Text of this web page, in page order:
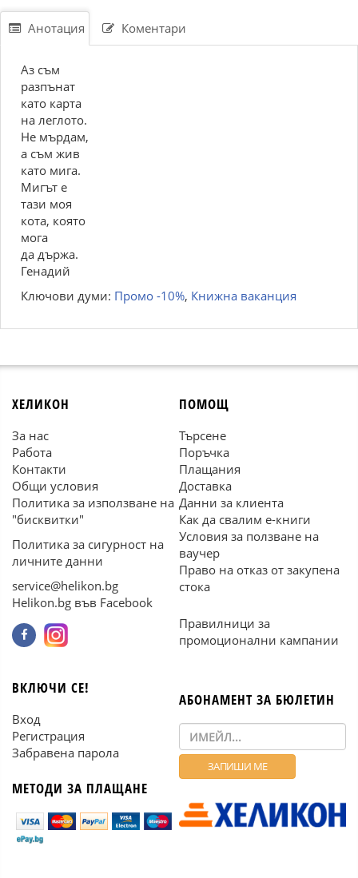
Анотация Коментари
Аз съм
разпънат
като карта
на леглото.
Не мърдам,
а съм жив
като мига.
Мигът е
тази моя
кота, която
мога
да държа.
Генадий
Ключови думи: Промо -10%, Книжна ваканция
ХЕЛИКОН
За нас
Работа
Контакти
Общи условия
Политика за използване на
"бисквитки"
Политика за сигурност на
личните данни
service@helikon.bg
Helikon.bg във Facebook
ПОМОЩ
Търсене
Поръчка
Плащания
Доставка
Данни за клиента
Как да свалим е-книги
Условия за ползване на
ваучер
Право на отказ от закупена
стока
Правилници за
промоционални кампании
ВКЛЮЧИ СЕ!
Вход
Регистрация
Забравена парола
МЕТОДИ ЗА ПЛАЩАНЕ
АБОНАМЕНТ ЗА БЮЛЕТИН